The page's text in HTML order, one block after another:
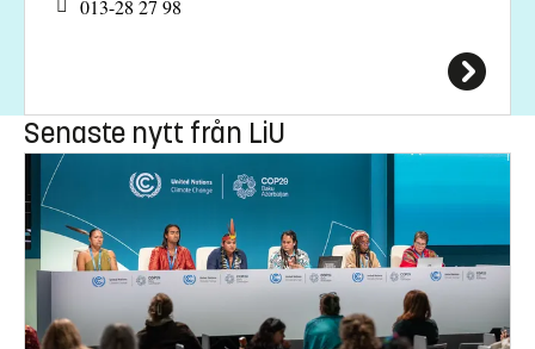
013-28 27 98
Senaste nytt från LiU